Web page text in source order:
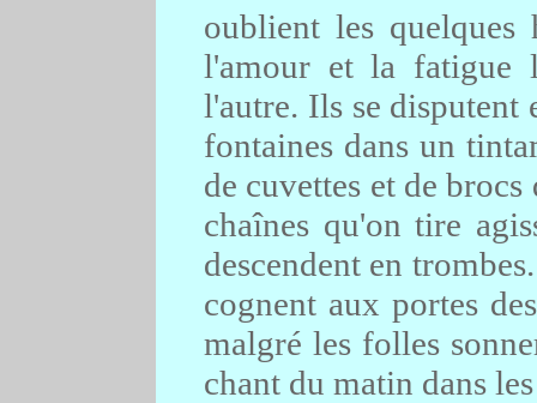
oublient les
l'amour et la fatigue
l'autre. Ils se disputent
fontaines dans un
de cuvettes et de
chaînes qu'on tire
descendent en
cognent aux portes
malgré les folles
chant du matin dans